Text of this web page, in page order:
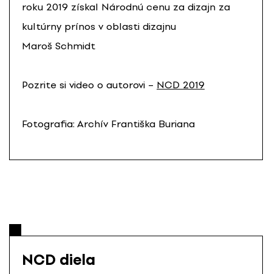
roku 2019 získal Národnú cenu za dizajn za
kultúrny prínos v oblasti dizajnu
Maroš Schmidt
Pozrite si video o autorovi – NCD 2019
Fotografia: Archív Františka Buriana
NCD diela